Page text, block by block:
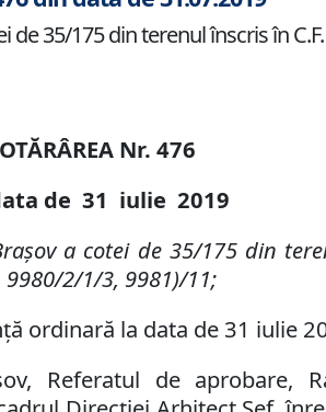
35/175 din terenul înscris în C.F.
Nr. 476
de 31 iulie 2019
a cotei de 35/175 din
2/1/3, 9981)/11;
ordinară la data de 31 iulie
Referatul de aprobare,